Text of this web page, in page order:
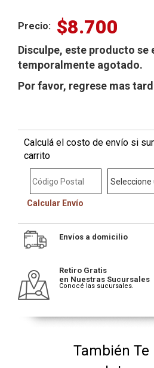
Precio: $8.700
Disculpe, este producto se
temporalmente agotado.
Por favor, regrese mas
Calculá el costo de envío si
carrito
Calcular Envío
Envíos a domicilio
Retiro Gratis
en Nuestras Sucursales
Conocé las sucursales.
También Te